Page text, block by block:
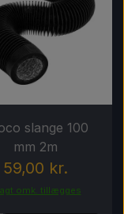
slange 100
mm 2m
59,00 kr.
omk. tillægges